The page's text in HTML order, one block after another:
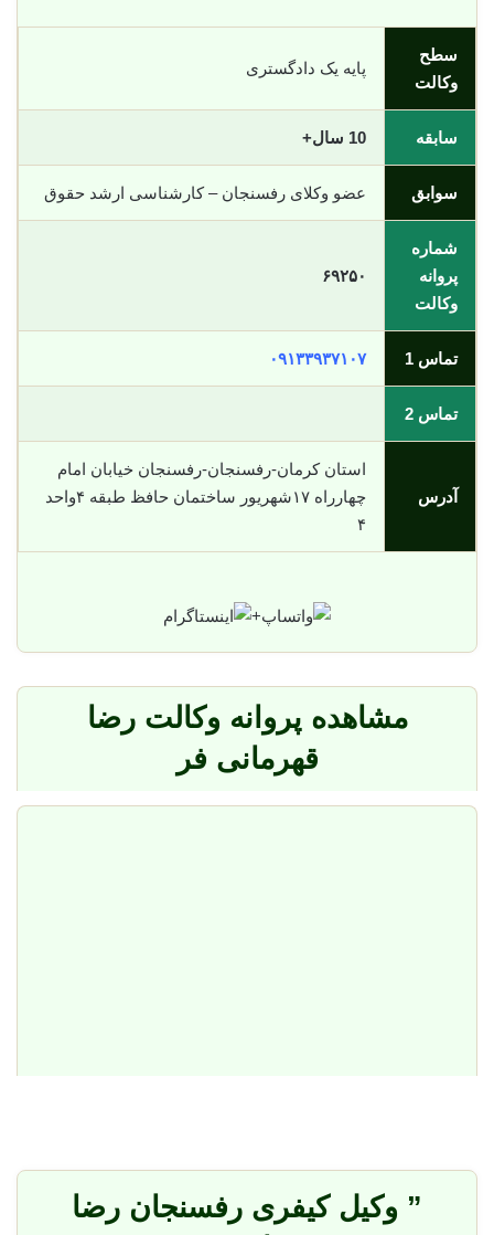
سطح
وکالت
پایه یک دادگستری
سابقه 10 سال+
سوابق عضو وکلای رفسنجان – کارشناسی ارشد حقوق
شماره
پروانه
وکالت
۶۹۲۵۰
تماس 1 ۰۹۱۳۳۹۳۷۱۰۷
تماس 2
آدرس
استان کرمان-رفسنجان-رفسنجان خیابان امام
چهارراه ۱۷شهریور ساختمان حافظ طبقه ۴واحد
۴
+
مشاهده پروانه وکالت رضا
قهرمانی فر
” وکیل کیفری رفسنجان رضا